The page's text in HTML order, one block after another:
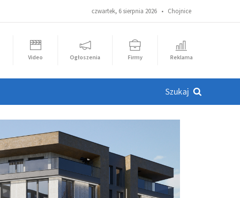
czwartek, 6 sierpnia 2026 • Chojnice
Video Ogłoszenia Firmy Reklama